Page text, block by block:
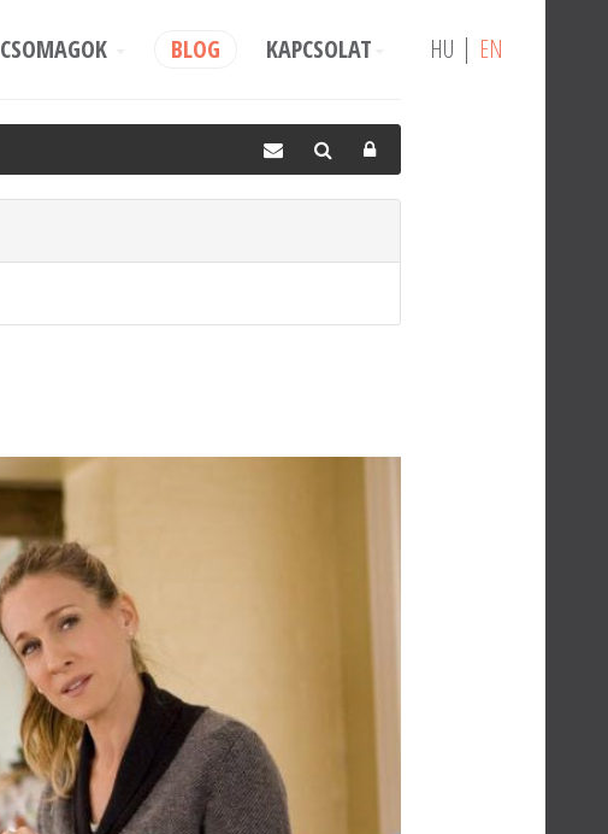
HU EN
CSOMAGOK BLOG KAPCSOLAT